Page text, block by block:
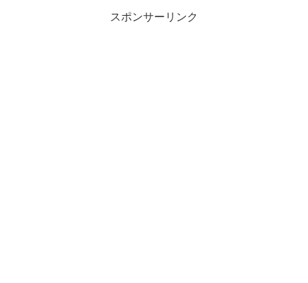
スポンサーリンク